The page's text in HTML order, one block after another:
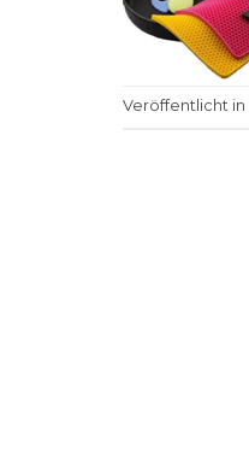
Veröffentlicht in